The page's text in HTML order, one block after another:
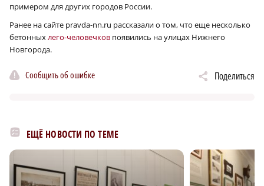
примером для других городов России.
Ранее на сайте pravda-nn.ru рассказали о том, что еще несколько
бетонныхлего-человечков появились на улицах Нижнего
Новгорода.
Сообщить об ошибке Поделиться
ЕЩЁ НОВОСТИ ПО ТЕМЕ